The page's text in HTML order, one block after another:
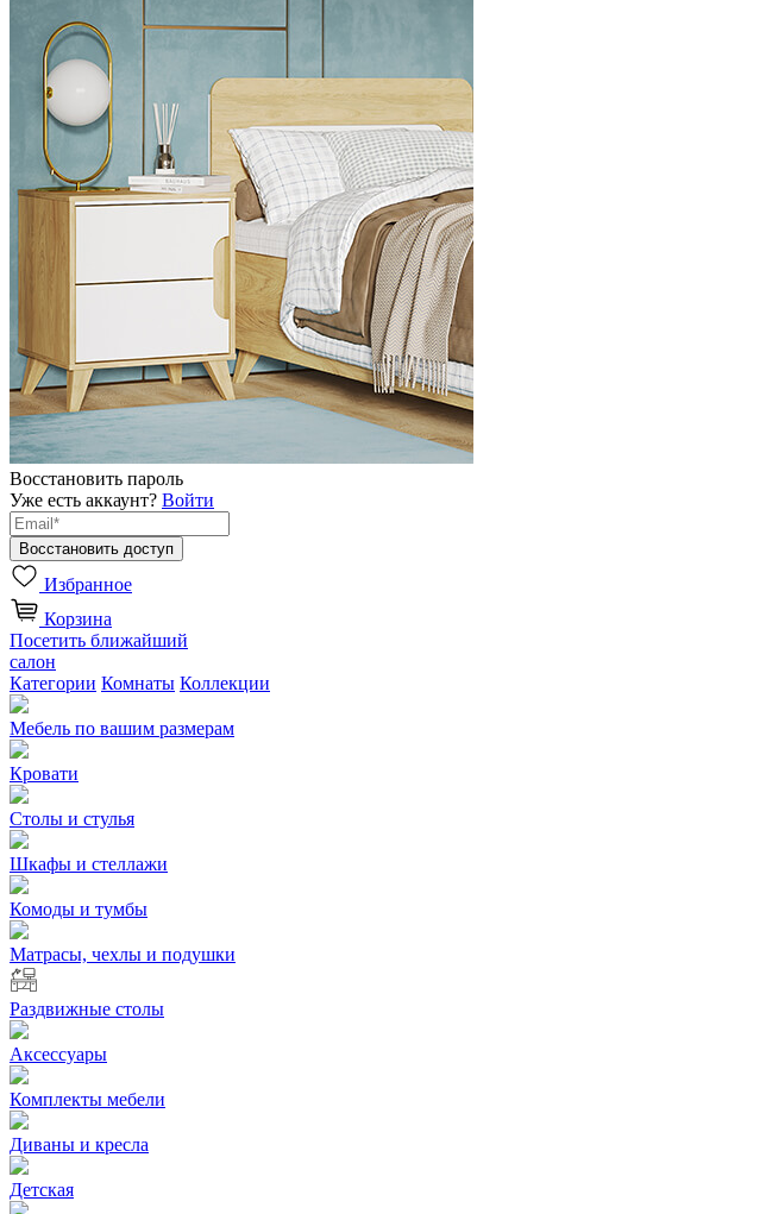
Восстановить пароль
Уже есть аккаунт? Войти
Избранное
Корзина
Посетить ближайший
салон
Категории Комнаты Коллекции
Мебель по вашим размерам
Кровати
Столы и стулья
Шкафы и стеллажи
Комоды и тумбы
Матрасы, чехлы и подушки
Раздвижные столы
Аксессуары
Комплекты мебели
Диваны и кресла
Детская